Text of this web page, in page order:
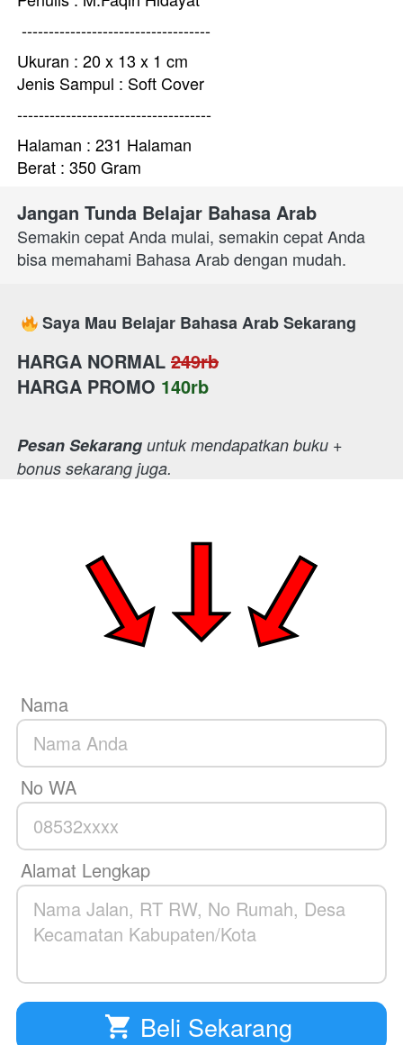
-----------------------------------
Ukuran : 20 x 13 x 1 cm
Jenis Sampul : Soft Cover
------------------------------------
Halaman : 231 Halaman
Berat : 350 Gram
Jangan Tunda Belajar Bahasa Arab
Semakin cepat Anda mulai, semakin cepat Anda
bisa memahami Bahasa Arab dengan mudah.
Saya Mau Belajar Bahasa Arab Sekarang
HARGA NORMAL 249rb
HARGA PROMO 140rb
Pesan Sekarang untuk mendapatkan buku +
bonus sekarang juga.
Nama
No WA
Alamat Lengkap
` Beli Sekarang